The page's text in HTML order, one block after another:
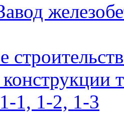
1, 1-2, 1-3